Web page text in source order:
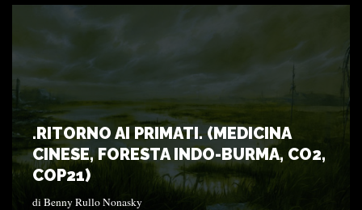
.RITORNO AI PRIMATI. (MEDICINA
CINESE, FORESTA INDO-BURMA, CO2,
COP21)
diBenny Rullo Nonasky